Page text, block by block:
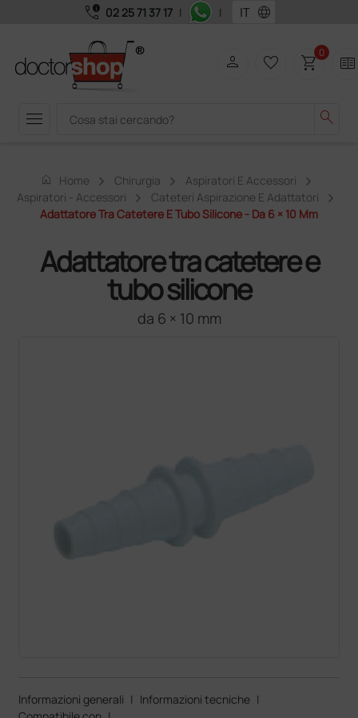
call_quality 02 25 71 37 17 | | language
menu search
person favorite_border shopping_cart0 two_pager
home Home Chirurgia
Aspiratori E Accessori
Aspiratori - Accessori
Cateteri Aspirazione E Adattatori
Adattatore Tra Catetere E Tubo Silicone - Da 6 × 10 Mm
Adattatore tra catetere e
tubo silicone
da 6 × 10 mm
Informazioni generali | Informazioni tecniche |